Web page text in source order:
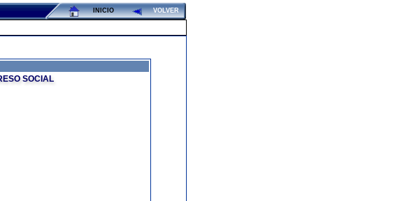
INICIO VOLVER
SOCIAL